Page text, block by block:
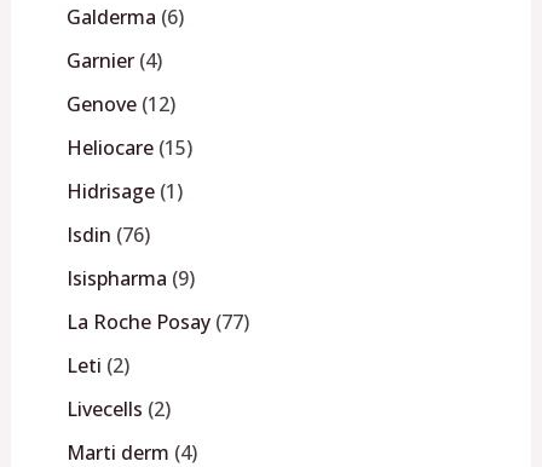
Galderma 6
Garnier 4
Genove 12
Heliocare 15
Hidrisage 1
Isdin 76
Isispharma 9
La Roche Posay 77
Leti 2
Livecells 2
Marti derm 4